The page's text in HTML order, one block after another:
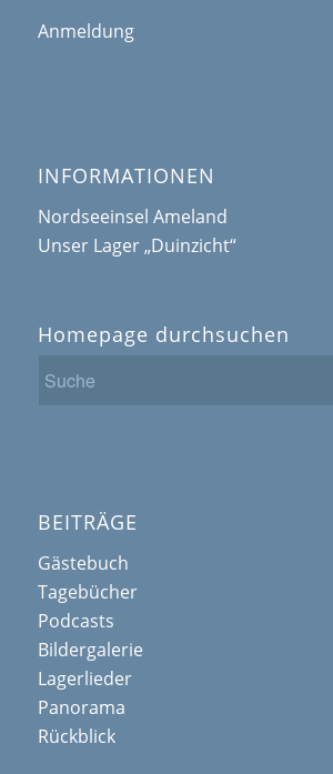
Anmeldung
INFORMATIONEN
Nordseeinsel Ameland
Unser Lager „Duinzicht“
Homepage durchsuchen
BEITRÄGE
Gästebuch
Tagebücher
Podcasts
Bildergalerie
Lagerlieder
Panorama
Rückblick